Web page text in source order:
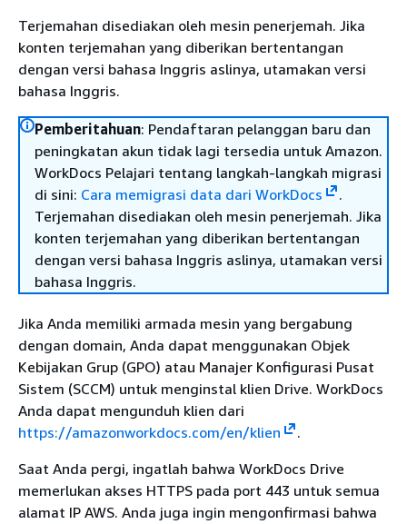
Terjemahan disediakan oleh mesin penerjemah. Jika
konten terjemahan yang diberikan bertentangan
dengan versi bahasa Inggris aslinya, utamakan versi
bahasa Inggris.
Pemberitahuan: Pendaftaran pelanggan baru dan
peningkatan akun tidak lagi tersedia untuk Amazon.
WorkDocs Pelajari tentang langkah-langkah migrasi
di sini: Cara memigrasi data dari WorkDocs
.
Terjemahan disediakan oleh mesin penerjemah. Jika
konten terjemahan yang diberikan bertentangan
dengan versi bahasa Inggris aslinya, utamakan versi
bahasa Inggris.
Jika Anda memiliki armada mesin yang bergabung
dengan domain, Anda dapat menggunakan Objek
Kebijakan Grup (GPO) atau Manajer Konfigurasi Pusat
Sistem (SCCM) untuk menginstal klien Drive. WorkDocs
Anda dapat mengunduh klien dari
https://amazonworkdocs.com/en/klien
.
Saat Anda pergi, ingatlah bahwa WorkDocs Drive
memerlukan akses HTTPS pada port 443 untuk semua
alamat IP AWS. Anda juga ingin mengonfirmasi bahwa